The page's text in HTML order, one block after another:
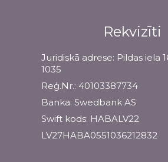
Rekvizīti
Juridiskā adrese: Pildas iela
1035
Reģ.Nr.: 40103387734
Banka: Swedbank AS
Swift kods: HABALV22
LV27HABA0551036212832